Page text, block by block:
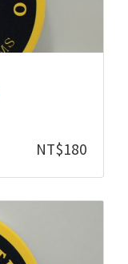
NT$180